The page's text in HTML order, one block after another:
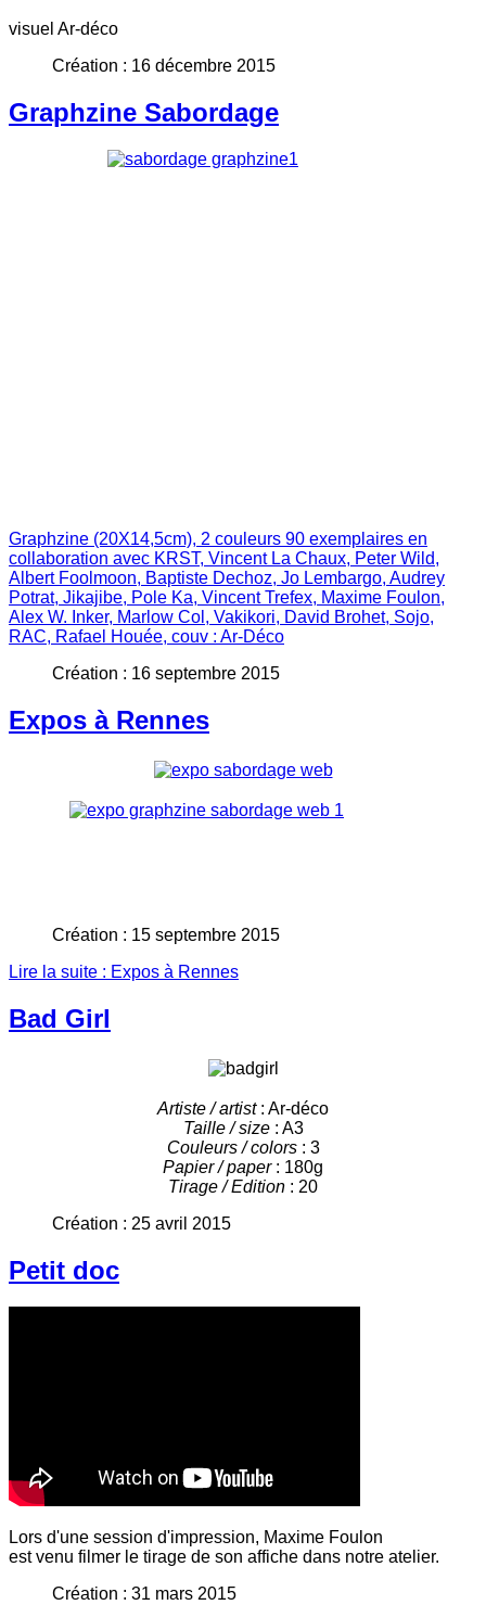
visuel Ar-déco
Création : 16 décembre 2015
Graphzine Sabordage
Graphzine (20X14,5cm), 2 couleurs 90 exemplaires en
collaboration avec KRST, Vincent La Chaux, Peter Wild,
Albert Foolmoon, Baptiste Dechoz, Jo Lembargo, Audrey
Potrat, Jikajibe, Pole Ka, Vincent Trefex, Maxime Foulon,
Alex W. Inker, Marlow Col, Vakikori, David Brohet, Sojo,
RAC, Rafael Houée, couv : Ar-Déco
Création : 16 septembre 2015
Expos à Rennes
Création : 15 septembre 2015
Lire la suite : Expos à Rennes
Bad Girl
Artiste / artist: Ar-déco
Taille / size: A3
Couleurs / colors: 3
Papier / paper: 180g
Tirage / Edition : 20
Création : 25 avril 2015
Petit doc
Lors d'une session d'impression, Maxime Foulon
est venu filmer le tirage de son affiche dans notre atelier.
Création : 31 mars 2015